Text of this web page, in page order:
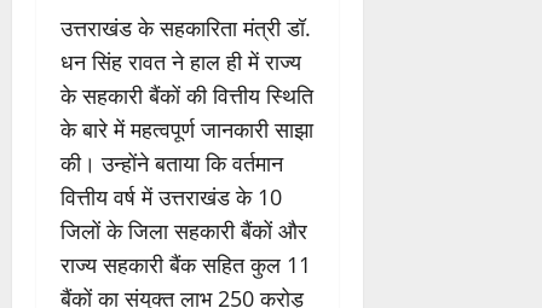
उत्तराखंड के सहकारिता मंत्री डॉ.
धन सिंह रावत ने हाल ही में राज्य
के सहकारी बैंकों की वित्तीय स्थिति
के बारे में महत्वपूर्ण जानकारी साझा
की। उन्होंने बताया कि वर्तमान
वित्तीय वर्ष में उत्तराखंड के 10
जिलों के जिला सहकारी बैंकों और
राज्य सहकारी बैंक सहित कुल 11
बैंकों का संयुक्त लाभ 250 करोड़